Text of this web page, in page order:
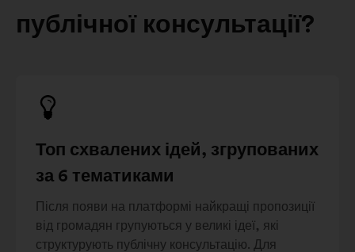
публічної консультації?
Топ схвалених ідей, згрупованих
за 6 тематиками
Після появи на платформі найкращі пропозиції
від громадян групуються у великі ідеї, які
структурують публічну консультацію. Для